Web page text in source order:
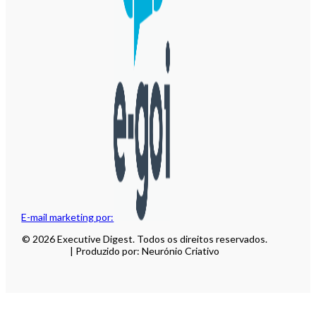
E-mail marketing por:
© 2026 Executive Digest. Todos os direitos reservados.
| Produzido por: Neurónio Criativo